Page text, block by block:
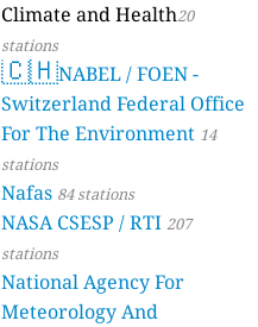
Climate and Health20
stations
🇨🇭NABEL / FOEN -
Switzerland Federal Office
For The Environment 14
stations
Nafas 84 stations
NASA CSESP / RTI 207
stations
National Agency For
Meteorology And